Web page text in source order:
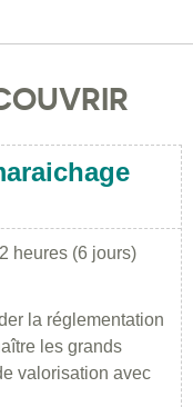
heures (6 jours)
la réglementation
les grands
valorisation avec